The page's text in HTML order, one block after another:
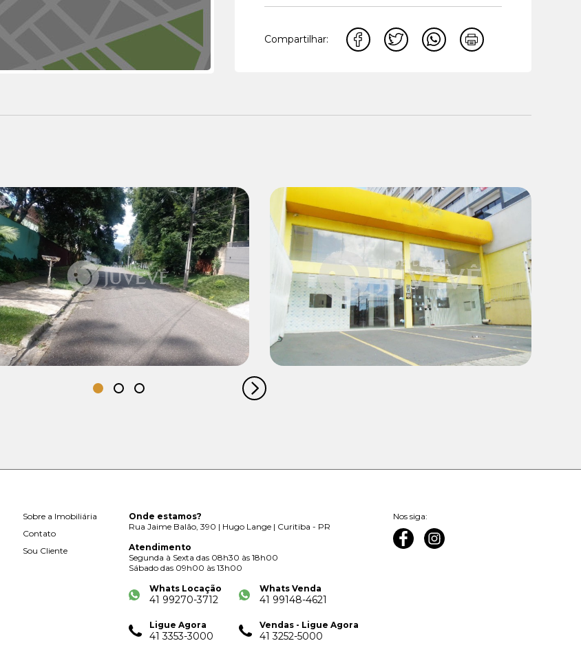
Compartilhar:
Venda:
R$ 699.000,00
Locação:
R$ 13.900,00
Sobre a Imobiliária
Contato
Sou Cliente
Onde estamos?
Rua Jaime Balão, 390 | Hugo Lange | Curitiba - PR
Atendimento
Segunda à Sexta das 08h30 às 18h00
Sábado das 09h00 às 13h00
Whats Locação
41 99270-3712
Whats Venda
41 99148-4621
Ligue Agora
41 3353-3000
Vendas - Ligue Agora
41 3252-5000
Nos siga: